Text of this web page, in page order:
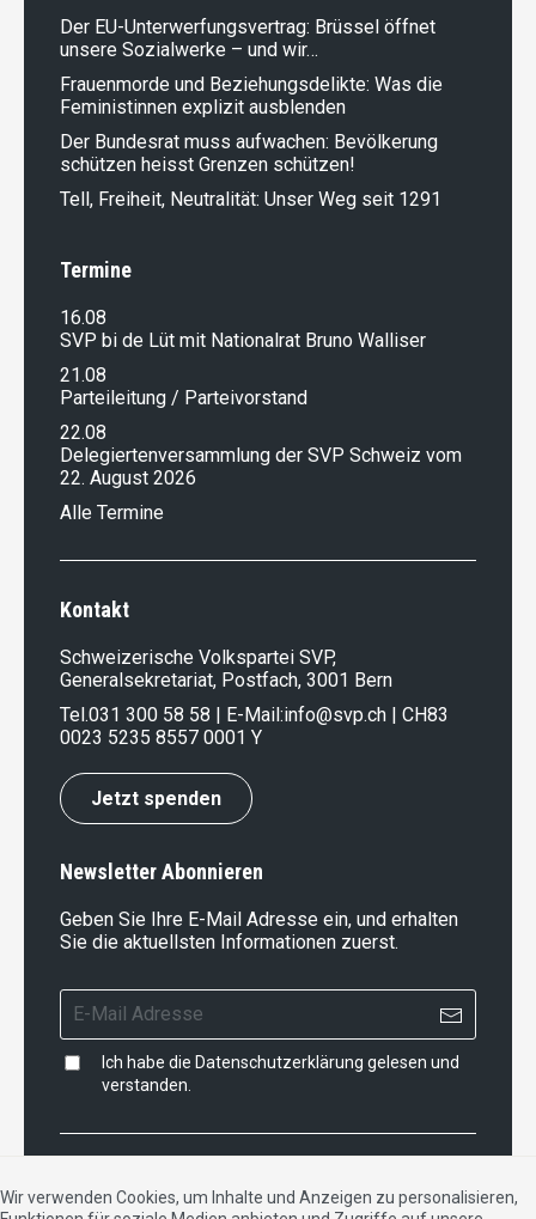
Der EU-Unterwerfungsvertrag: Brüssel öffnet
unsere Sozialwerke – und wir…
Frauenmorde und Beziehungsdelikte: Was die
Feministinnen explizit ausblenden
Der Bundesrat muss aufwachen: Bevölkerung
schützen heisst Grenzen schützen!
Tell, Freiheit, Neutralität: Unser Weg seit 1291
Termine
16.08
SVP bi de Lüt mit Nationalrat Bruno Walliser
21.08
Parteileitung / Parteivorstand
22.08
Delegiertenversammlung der SVP Schweiz vom
22. August 2026
Alle Termine
Kontakt
Schweizerische Volkspartei SVP,
Generalsekretariat, Postfach, 3001 Bern
Tel.031 300 58 58 | E-Mail:info@svp.ch | CH83
0023 5235 8557 0001 Y
Jetzt spenden
Newsletter Abonnieren
Geben Sie Ihre E-Mail Adresse ein, und erhalten
Sie die aktuellsten Informationen zuerst.
Ich habe die Datenschutzerklärung gelesen und
verstanden.
Wir verwenden Cookies, um Inhalte und Anzeigen zu personalisieren,